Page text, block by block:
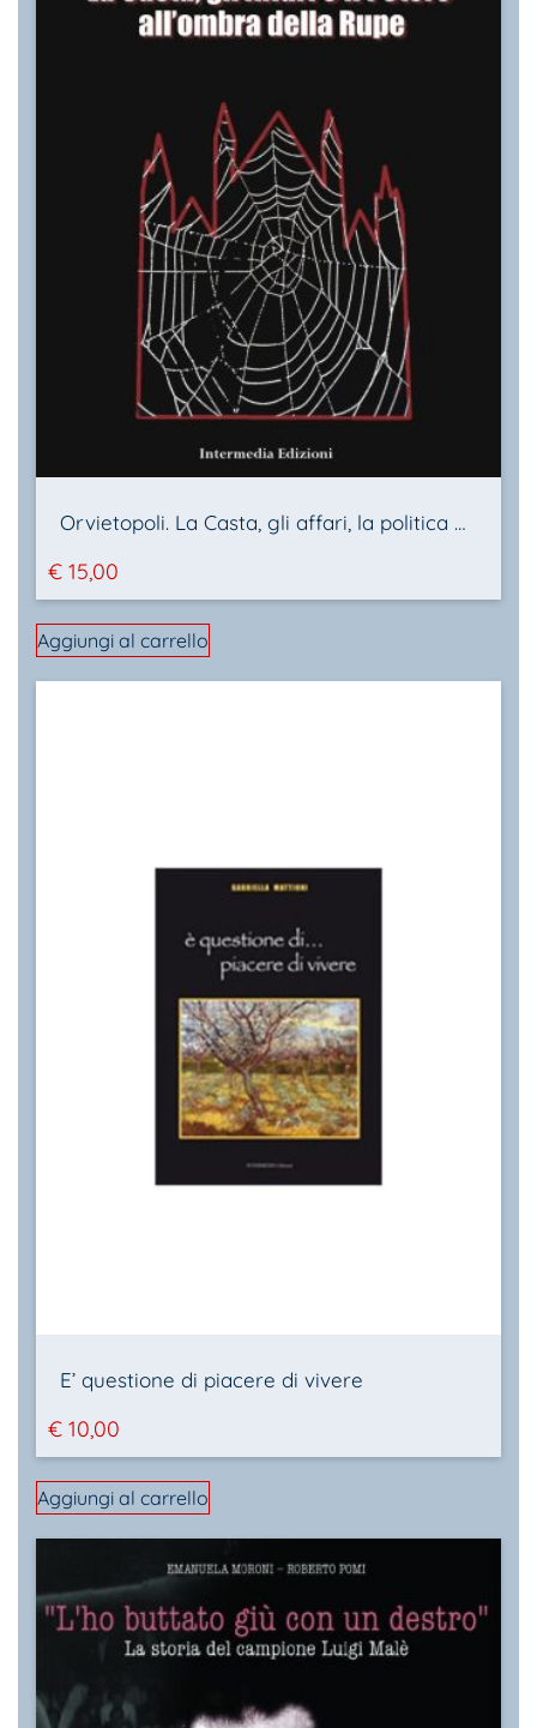
Orvietopoli. La Casta, gli affari, la politica all’ombra della Rupe
€ 15,00
Aggiungi al carrello
E’ questione di piacere di vivere
€ 10,00
Aggiungi al carrello